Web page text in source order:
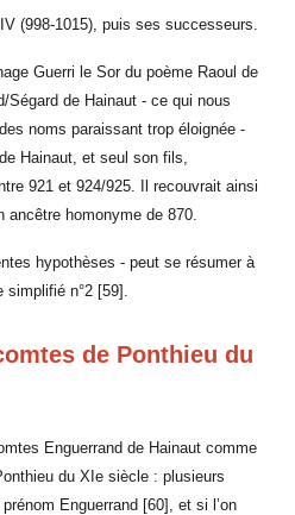
(998-1015), puis ses successeurs.
Guerri le Sor du poème Raoul de
Ségard de Hainaut - ce qui nous
noms paraissant trop éloignée -
Hainaut, et seul son fils,
921 et 924/925. Il recouvrait ainsi
ancêtre homonyme de 870.
hypothèses - peut se résumer à
simplifié n°2 [59].
de Ponthieu du
Enguerrand de Hainaut comme
du XIe siècle : plusieurs
Enguerrand [60], et si l’on